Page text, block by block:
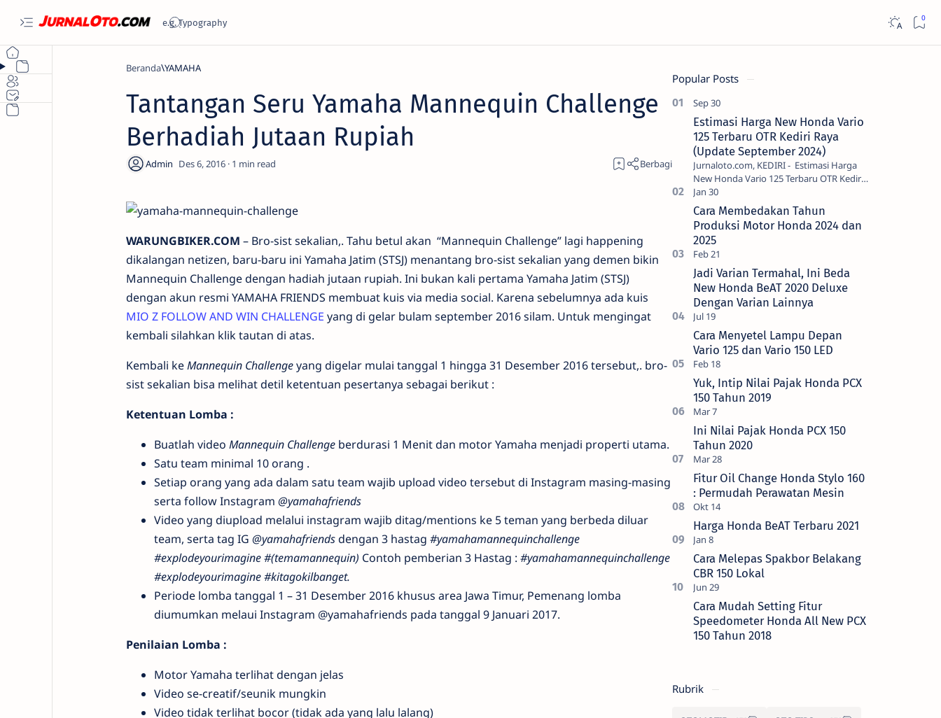
Beranda YAMAHA
Tantangan Seru Yamaha Mannequin Challenge
Berhadiah Jutaan Rupiah
1
WARUNGBIKER.COM – Bro-sist sekalian,. Tahu betul akan “Mannequin Challenge” lagi happening
dikalangan netizen, baru-baru ini Yamaha Jatim (STSJ) menantang bro-sist sekalian yang demen bikin
Mannequin Challenge dengan hadiah jutaan rupiah. Ini bukan kali pertama Yamaha Jatim (STSJ)
dengan akun resmi YAMAHA FRIENDS membuat kuis via media social. Karena sebelumnya ada kuis
MIO Z FOLLOW AND WIN CHALLENGE yang di gelar bulam september 2016 silam. Untuk mengingat
kembali silahkan klik tautan di atas.
Kembali keMannequin Challengeyang digelar mulai tanggal 1 hingga 31 Desember 2016 tersebut,. bro-
sist sekalian bisa melihat detil ketentuan pesertanya sebagai berikut :
Ketentuan Lomba :
Buatlah video Mannequin Challengeberdurasi 1 Menit dan motor Yamaha menjadi properti utama.
Satu team minimal 10 orang .
Setiap orang yang ada dalam satu team wajib upload video tersebut di Instagram masing-masing
serta follow Instagram @yamahafriends
Video yang diupload melalui instagram wajib ditag/mentions ke 5 teman yang berbeda diluar
team, serta tag IG @yamahafriendsdengan 3 hastag #yamahamannequinchallenge
#explodeyourimagine #(temamannequin) Contoh pemberian 3 Hastag : #yamahamannequinchallenge
#explodeyourimagine #kitagokilbanget.
Periode lomba tanggal 1 – 31 Desember 2016 khusus area Jawa Timur, Pemenang lomba
diumumkan melaui Instagram @yamahafriends pada tanggal 9 Januari 2017.
Penilaian Lomba :
Motor Yamaha terlihat dengan jelas
Video se-creatif/seunik mungkin
Video tidak terlihat bocor (tidak ada yang lalu lalang)
Popular Posts
Estimasi Harga New Honda Vario
125 Terbaru OTR Kediri Raya
(Update September 2024)
Jurnaloto.com, KEDIRI - Estimasi Harga
New Honda Vario 125 Terbaru OTR Kediri
Raya (Update September 2024) Brosis
sekalian, PT Astra Honda Motor (AH…
Cara Membedakan Tahun
Produksi Motor Honda 2024 dan
2025
Jadi Varian Termahal, Ini Beda
New Honda BeAT 2020 Deluxe
Dengan Varian Lainnya
Cara Menyetel Lampu Depan
Vario 125 dan Vario 150 LED
Yuk, Intip Nilai Pajak Honda PCX
150 Tahun 2019
Ini Nilai Pajak Honda PCX 150
Tahun 2020
Fitur Oil Change Honda Stylo 160
: Permudah Perawatan Mesin
Harga Honda BeAT Terbaru 2021
Cara Melepas Spakbor Belakang
CBR 150 Lokal
Cara Mudah Setting Fitur
Speedometer Honda All New PCX
150 Tahun 2018
Rubrik